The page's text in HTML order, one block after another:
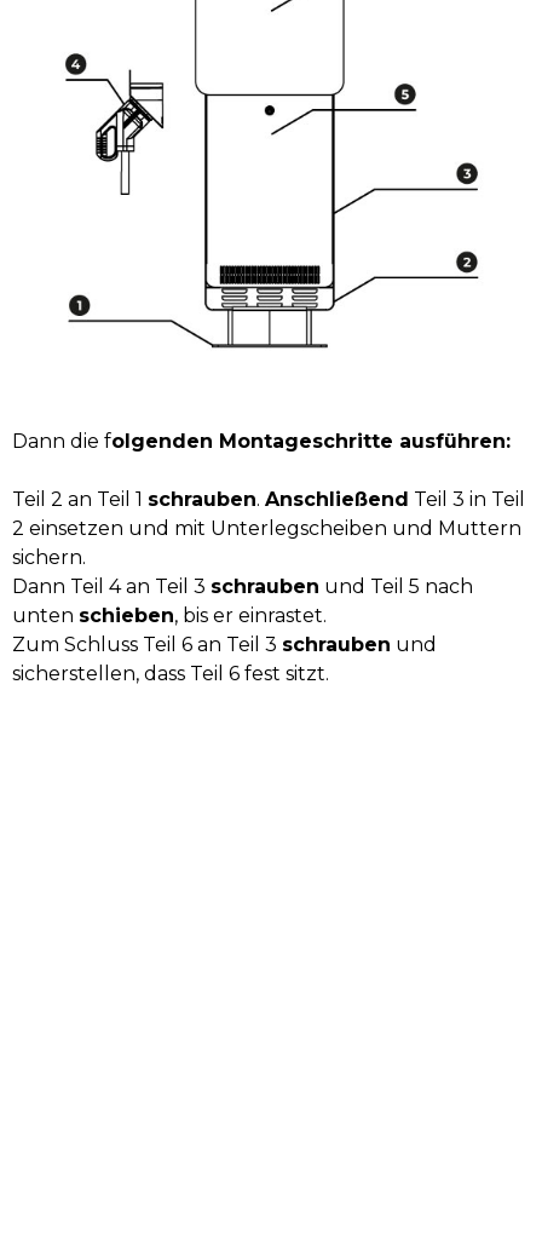
Dann die folgenden Montageschritte ausführen:
Teil 2 an Teil 1 schrauben. Anschließend Teil 3 in Teil
2 einsetzen und mit Unterlegscheiben und Muttern
sichern.
Dann Teil 4 an Teil 3 schrauben und Teil 5 nach
unten schieben, bis er einrastet.
Zum Schluss Teil 6 an Teil 3 schrauben und
sicherstellen, dass Teil 6 fest sitzt.